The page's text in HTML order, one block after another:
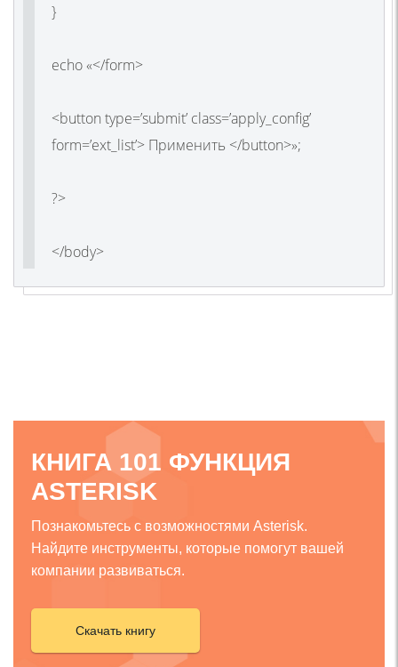
}
echo «</form>
<button type=’submit’ class=’apply_config’
form=’ext_list’> Применить </button>»;
?>
</body>
КНИГА 101 ФУНКЦИЯ
ASTERISK
Познакомьтесь с возможностями Asterisk.
Найдите инструменты, которые помогут вашей
компании развиваться.
Скачать книгу